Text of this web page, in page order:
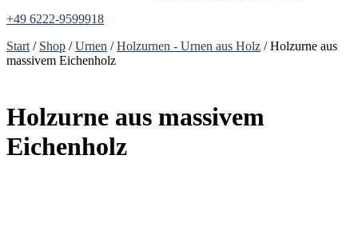
+49 6222-9599918
Start / Shop /Urnen /Holzurnen - Urnen aus Holz / Holzurne aus
massivem Eichenholz
Holzurne aus massivem
Eichenholz